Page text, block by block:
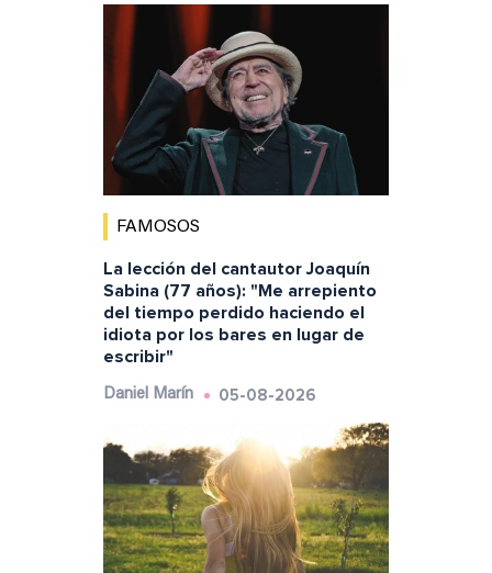
FAMOSOS
La lección del cantautor Joaquín
Sabina (77 años): "Me arrepiento
del tiempo perdido haciendo el
idiota por los bares en lugar de
escribir"
Daniel Marín 05-08-2026